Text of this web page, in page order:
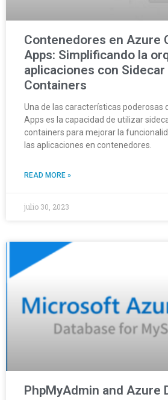
Contenedores en Azure
Apps: Simplificando la
aplicaciones con
Containers
Una de las características poderosas
Apps es la capacidad de utilizar
containers para mejorar la
las aplicaciones en contenedores.
READ MORE »
julio 30, 2023
PhpMyAdmin and Azure